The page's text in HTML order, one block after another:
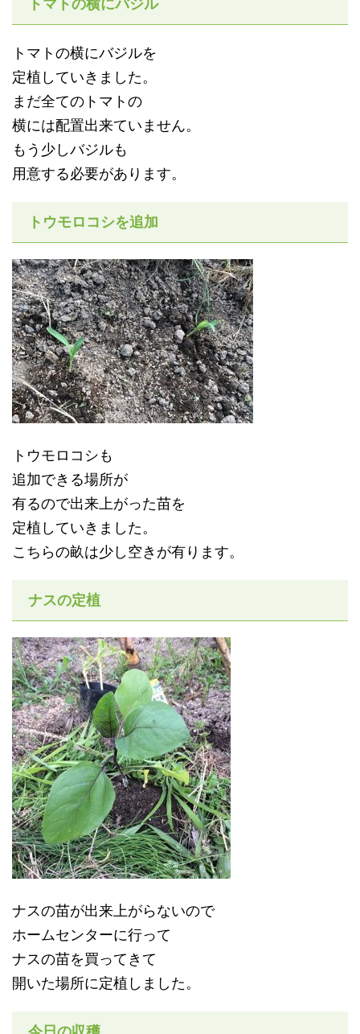
トマトの横にバジル
トマトの横にバジルを
定植していきました。
まだ全てのトマトの
横には配置出来ていません。
もう少しバジルも
用意する必要があります。
トウモロコシを追加
トウモロコシも
追加できる場所が
有るので出来上がった苗を
定植していきました。
こちらの畝は少し空きが有ります。
ナスの定植
ナスの苗が出来上がらないので
ホームセンターに行って
ナスの苗を買ってきて
開いた場所に定植しました。